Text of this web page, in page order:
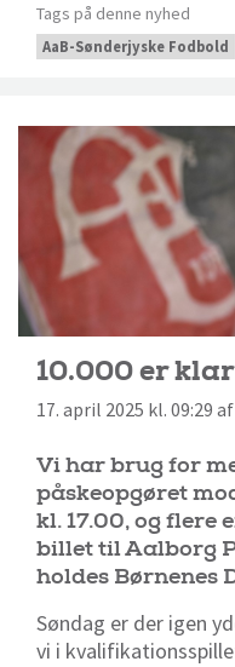
Tags på denne nyhed
AaB-Sønderjyske Fodbold
10.000 er
17. april 2025 kl. 09:29
Vi har brug for
påskeopgøret
kl. 17.00, og flere
billet til Aalborg
holdes Børnenes
Søndag er der igen
vi i